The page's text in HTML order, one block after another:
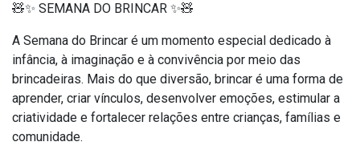
🧸✨ SEMANA DO BRINCAR ✨🧸
A Semana do Brincar é um momento especial dedicado à
infância, à imaginação e à convivência por meio das
brincadeiras. Mais do que diversão, brincar é uma forma de
aprender, criar vínculos, desenvolver emoções, estimular a
criatividade e fortalecer relações entre crianças, famílias e
comunidade.